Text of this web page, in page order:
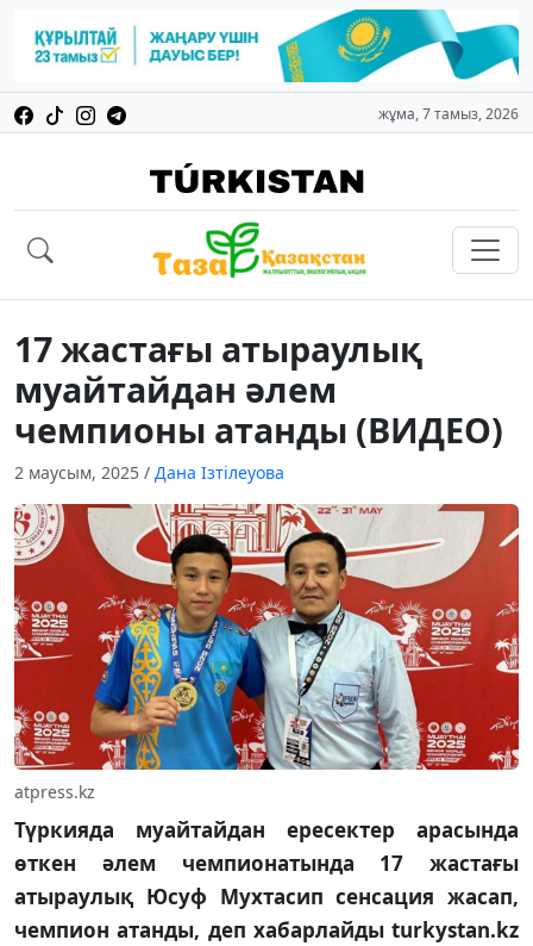
жұма, 7 тамыз, 2026
17 жастағы атыраулық
муайтайдан әлем
чемпионы атанды (ВИДЕО)
2 маусым, 2025 / Дана Ізтілеуова
atpress.kz
Түркияда муайтайдан ересектер арасында
өткен әлем чемпионатында 17 жастағы
атыраулық Юсуф Мухтасип сенсация жасап,
чемпион атанды, деп хабарлайды turkystan.kz